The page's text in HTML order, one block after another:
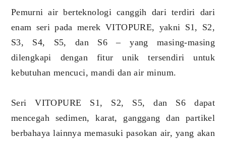
Pemurni air berteknologi canggih dari terdiri dari
enam seri pada merek VITOPURE, yakni S1, S2,
S3, S4, S5, dan S6 – yang masing-masing
dilengkapi dengan fitur unik tersendiri untuk
kebutuhan mencuci, mandi dan air minum.
Seri VITOPURE S1, S2, S5, dan S6 dapat
mencegah sedimen, karat, ganggang dan partikel
berbahaya lainnya memasuki pasokan air, yang akan